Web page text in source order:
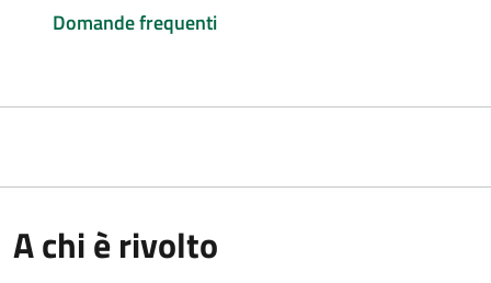
Domande frequenti
A chi è rivolto